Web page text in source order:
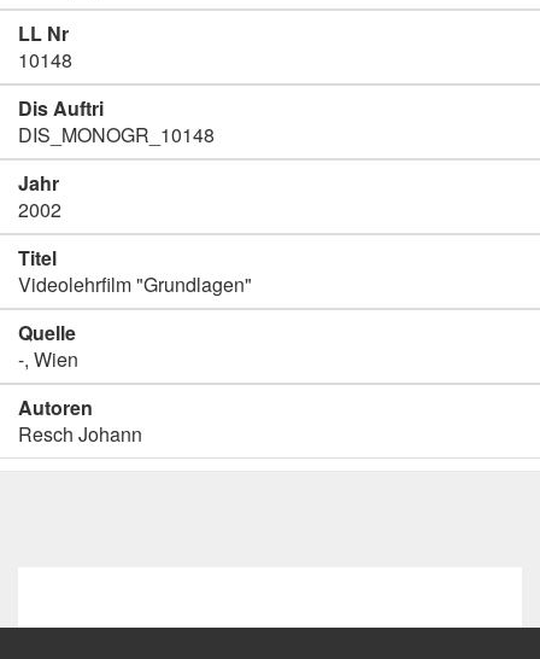
LL Nr
10148
Dis Auftri
DIS_MONOGR_10148
Jahr
2002
Titel
Videolehrfilm "Grundlagen"
Quelle
-, Wien
Autoren
Resch Johann